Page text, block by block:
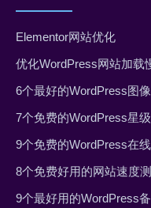
Elementor网站优化
优化WordPress网站加载
6个最好的WordPress图
7个免费的WordPress星
9个免费的WordPress在
8个免费好用的网站速度
9个最好用的WordPress